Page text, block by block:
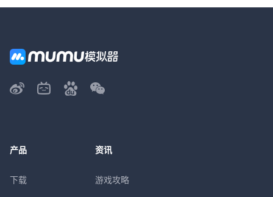
产品
下载
资讯
游戏攻略